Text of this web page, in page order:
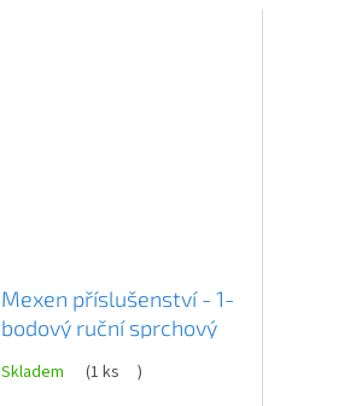
Mexen příslušenství - 1-
bodový ruční sprchový
785406052-60
Skladem (1 ks )